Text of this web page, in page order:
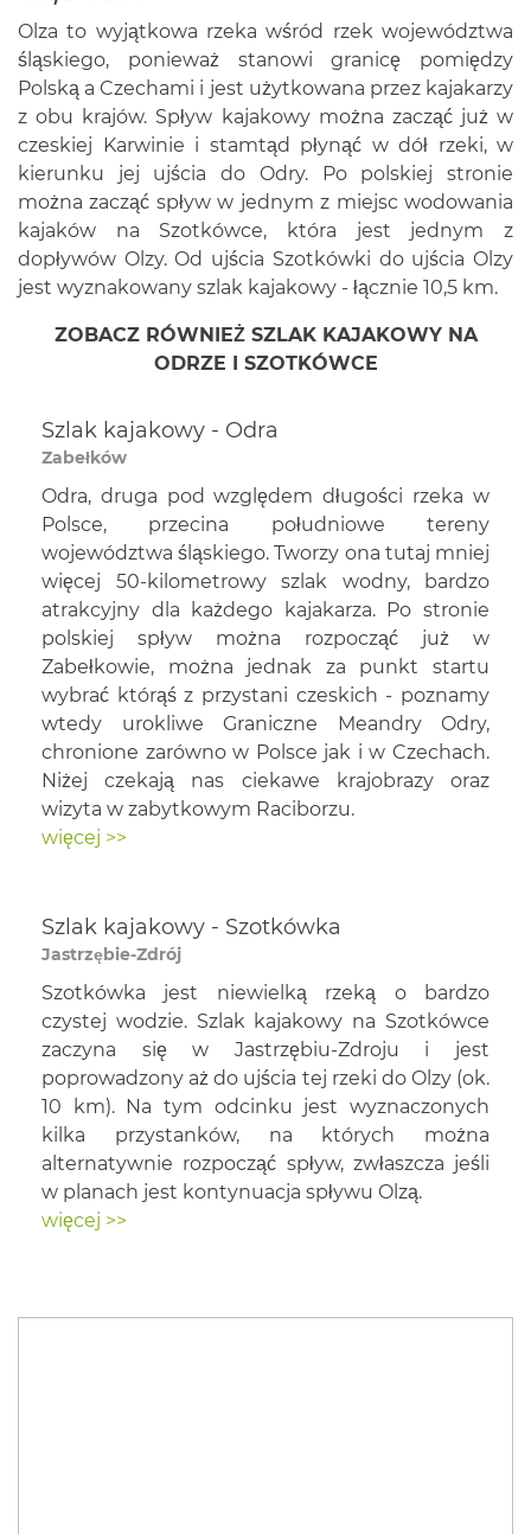
Olza to wyjątkowa rzeka wśród rzek województwa
śląskiego, ponieważ stanowi granicę pomiędzy
Polską a Czechami i jest użytkowana przez kajakarzy
z obu krajów. Spływ kajakowy można zacząć już w
czeskiej Karwinie i stamtąd płynąć w dół rzeki, w
kierunku jej ujścia do Odry. Po polskiej stronie
można zacząć spływ w jednym z miejsc wodowania
kajaków na Szotkówce, która jest jednym z
dopływów Olzy. Od ujścia Szotkówki do ujścia Olzy
jest wyznakowany szlak kajakowy - łącznie 10,5 km.
ZOBACZ RÓWNIEŻ SZLAK KAJAKOWY NA
ODRZE I SZOTKÓWCE
Szlak kajakowy - Odra
Zabełków
Odra, druga pod względem długości rzeka w
Polsce, przecina południowe tereny
województwa śląskiego. Tworzy ona tutaj mniej
więcej 50-kilometrowy szlak wodny, bardzo
atrakcyjny dla każdego kajakarza. Po stronie
polskiej spływ można rozpocząć już w
Zabełkowie, można jednak za punkt startu
wybrać którąś z przystani czeskich - poznamy
wtedy urokliwe Graniczne Meandry Odry,
chronione zarówno w Polsce jak i w Czechach.
Niżej czekają nas ciekawe krajobrazy oraz
wizyta w zabytkowym Raciborzu.
więcej >>
Szlak kajakowy - Szotkówka
Jastrzębie-Zdrój
Szotkówka jest niewielką rzeką o bardzo
czystej wodzie. Szlak kajakowy na Szotkówce
zaczyna się w Jastrzębiu-Zdroju i jest
poprowadzony aż do ujścia tej rzeki do Olzy (ok.
10 km). Na tym odcinku jest wyznaczonych
kilka przystanków, na których można
alternatywnie rozpocząć spływ, zwłaszcza jeśli
w planach jest kontynuacja spływu Olzą.
więcej >>